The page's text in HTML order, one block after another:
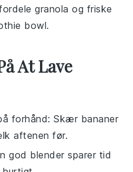
granola og friske
bowl.
At Lave
forhånd: Skær bananer
aftenen før.
god blender sparer tid